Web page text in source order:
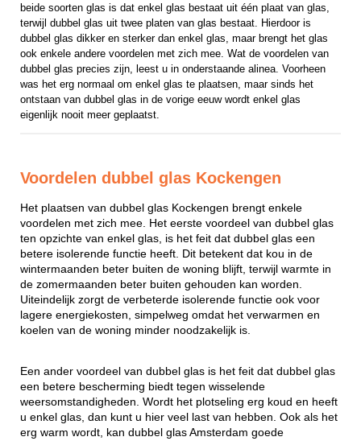
beide soorten glas is dat enkel glas bestaat uit één plaat van glas,
terwijl dubbel glas uit twee platen van glas bestaat. Hierdoor is
dubbel glas dikker en sterker dan enkel glas, maar brengt het glas
ook enkele andere voordelen met zich mee. Wat de voordelen van
dubbel glas precies zijn, leest u in onderstaande alinea. Voorheen
was het erg normaal om enkel glas te plaatsen, maar sinds het
ontstaan van dubbel glas in de vorige eeuw wordt enkel glas
eigenlijk nooit meer geplaatst.
Voordelen dubbel glas Kockengen
Het plaatsen van dubbel glas Kockengen brengt enkele
voordelen met zich mee. Het eerste voordeel van dubbel glas
ten opzichte van enkel glas, is het feit dat dubbel glas een
betere isolerende functie heeft. Dit betekent dat kou in de
wintermaanden beter buiten de woning blijft, terwijl warmte in
de zomermaanden beter buiten gehouden kan worden.
Uiteindelijk zorgt de verbeterde isolerende functie ook voor
lagere energiekosten, simpelweg omdat het verwarmen en
koelen van de woning minder noodzakelijk is.
Een ander voordeel van dubbel glas is het feit dat dubbel glas
een betere bescherming biedt tegen wisselende
weersomstandigheden. Wordt het plotseling erg koud en heeft
u enkel glas, dan kunt u hier veel last van hebben. Ook als het
erg warm wordt, kan dubbel glas Amsterdam goede